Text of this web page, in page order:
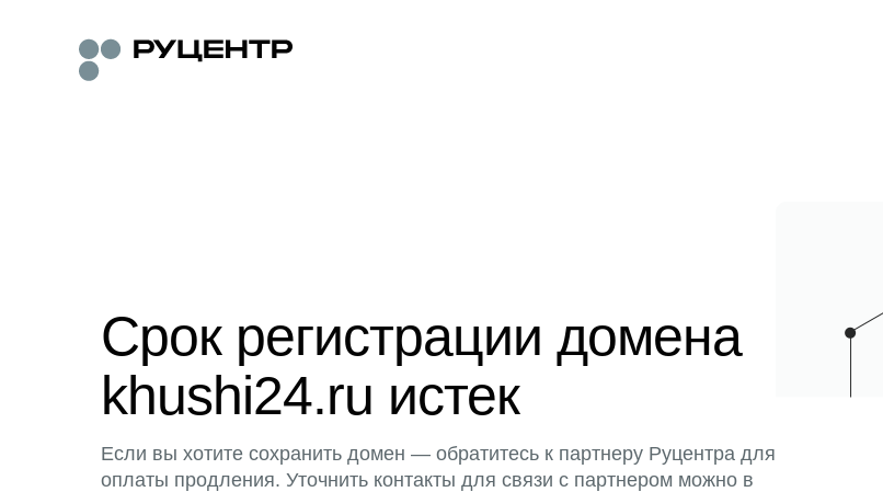
Срок регистрации домена
khushi24.ru истек
Если вы хотите сохранить домен — обратитесь к партнеру Руцентра для
оплаты продления. Уточнить контакты для связи с партнером можно в